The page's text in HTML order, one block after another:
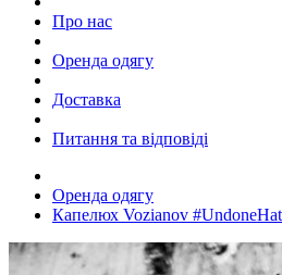
Про нас
Оренда одягу
Доставка
Питання та відповіді
Оренда одягу
Капелюх Vozianov